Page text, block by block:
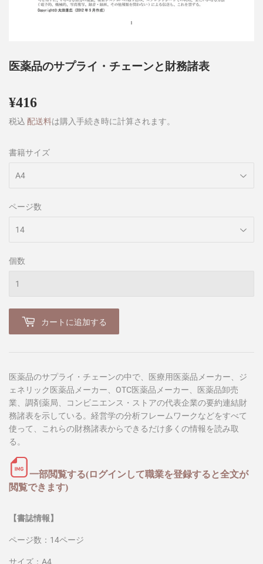
医薬品のサプライ・チェーンと財務諸表
¥416
税込 配送料は購入手続き時に計算されます。
書籍サイズ
ページ数
個数
カートに追加する
医薬品のサプライ・チェーンの中で、医療用医薬品メーカー、ジ
ェネリック医薬品メーカー、OTC医薬品メーカー、医薬品卸売
業、調剤薬局、コンビニエンス・ストアの代表企業の要約連結財
務諸表を示している。経営学の分析フレームワークなどをすべて
使って、これらの財務諸表からできるだけ多くの情報を読み取
る。
一部閲覧する(ログインして職業を登録すると全文が
閲覧できます)
【書誌情報】
ページ数：14ページ
サイズ：A4